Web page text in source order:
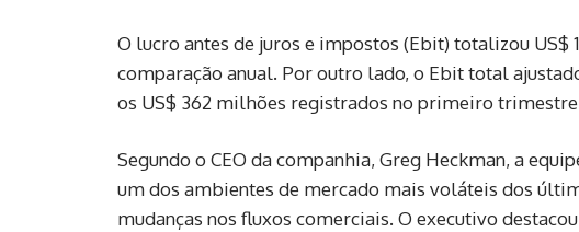
O lucro antes de juros e impostos (Ebit) totalizou US$
comparação anual. Por outro lado, o Ebit total
os US$ 362 milhões registrados no primeiro trimestre
Segundo o CEO da companhia, Greg Heckman, a
um dos ambientes de mercado mais voláteis dos
mudanças nos fluxos comerciais. O executivo